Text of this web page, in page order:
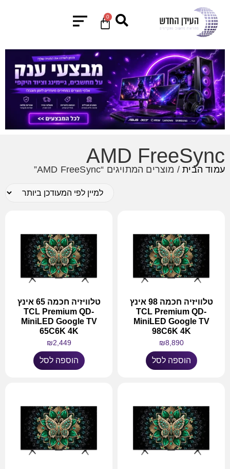
0
AMD FreeSync
עמוד הבית/ מוצרים המתויגים “AMD FreeSync”
טלוויזיה חכמה 98 אינץ
TCL Premium QD-
MiniLED Google TV
98C6K 4K
₪8,890
הוספה לסל
טלוויזיה חכמה 65 אינץ
TCL Premium QD-
MiniLED Google TV
65C6K 4K
₪2,449
הוספה לסל